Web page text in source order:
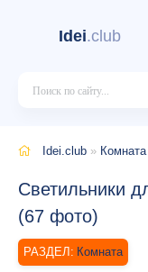
Idei.club
Idei.club » Комната
Светильники
(67 фото)
Комната